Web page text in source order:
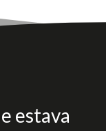
estava